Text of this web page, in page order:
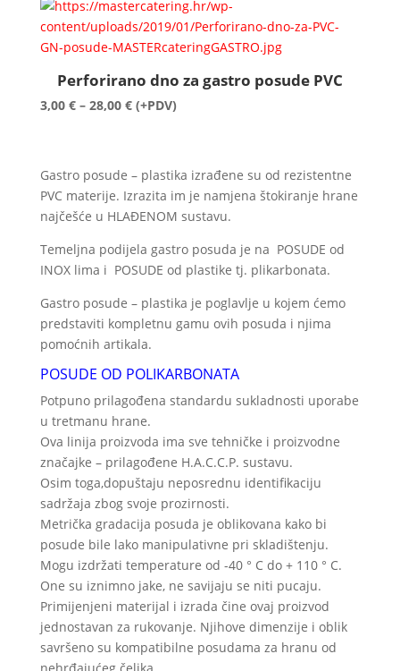
3,00 €
do
4,50 €
Perforirano dno za gastro posude PVC
3,00 € – 28,00 €Raspon
3,00 €
do
(+PDV)
Gastro posude – plastika izrađene su od rezistentne
PVC materije. Izrazita im je namjena štokiranje hrane
najčešće u HLAĐENOM sustavu.
Temeljna podijela gastro posuda je na POSUDE od
INOX lima i POSUDE od plastike tj. plikarbonata.
Gastro posude – plastika je poglavlje u kojem ćemo
predstaviti kompletnu gamu ovih posuda i njima
pomoćnih artikala.
POSUDE OD POLIKARBONATA
Potpuno prilagođena standardu sukladnosti uporabe
u tretmanu hrane.
Ova linija proizvoda ima sve tehničke i proizvodne
značajke – prilagođene H.A.C.C.P. sustavu.
Osim toga,dopuštaju neposrednu identifikaciju
sadržaja zbog svoje prozirnosti.
Metrička gradacija posuda je oblikovana kako bi
posude bile lako manipulativne pri skladištenju.
Mogu izdržati temperature od -40 ° C do + 110 ° C.
One su iznimno jake, ne savijaju se niti pucaju.
Primijenjeni materijal i izrada čine ovaj proizvod
jednostavan za rukovanje. Njihove dimenzije i oblik
savršeno su kompatibilne posudama za hranu od